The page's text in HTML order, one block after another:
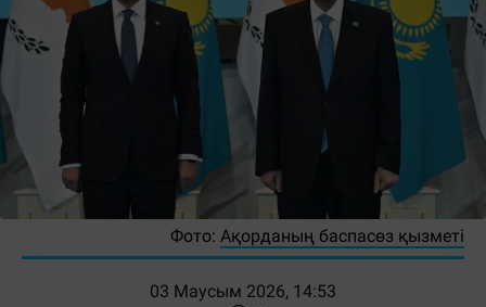
Фото: Ақорданың баспасөз қызметі
03 Маусым 2026, 14:53